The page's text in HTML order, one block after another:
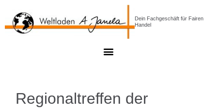
Dein Fachgeschäft für Fairen
Handel
Regionaltreffen der